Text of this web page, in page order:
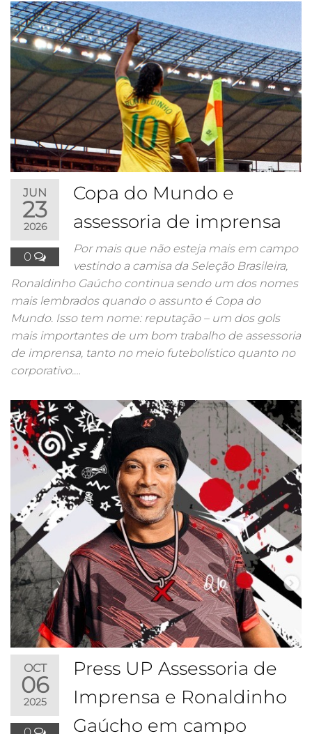
JUN
23
2026
0
Copa do Mundo e
assessoria de imprensa
Por mais que não esteja mais em campo
vestindo a camisa da Seleção Brasileira,
Ronaldinho Gaúcho continua sendo um dos nomes
mais lembrados quando o assunto é Copa do
Mundo. Isso tem nome: reputação – um dos gols
mais importantes de um bom trabalho de assessoria
de imprensa, tanto no meio futebolístico quanto no
corporativo.…
OCT
06
2025
Press UP Assessoria de
Imprensa e Ronaldinho
Gaúcho em campo